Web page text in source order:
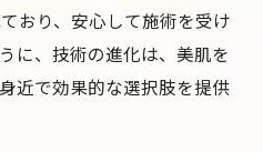
おり、安心して施術を受け
に、技術の進化は、美肌を
近で効果的な選択肢を提供